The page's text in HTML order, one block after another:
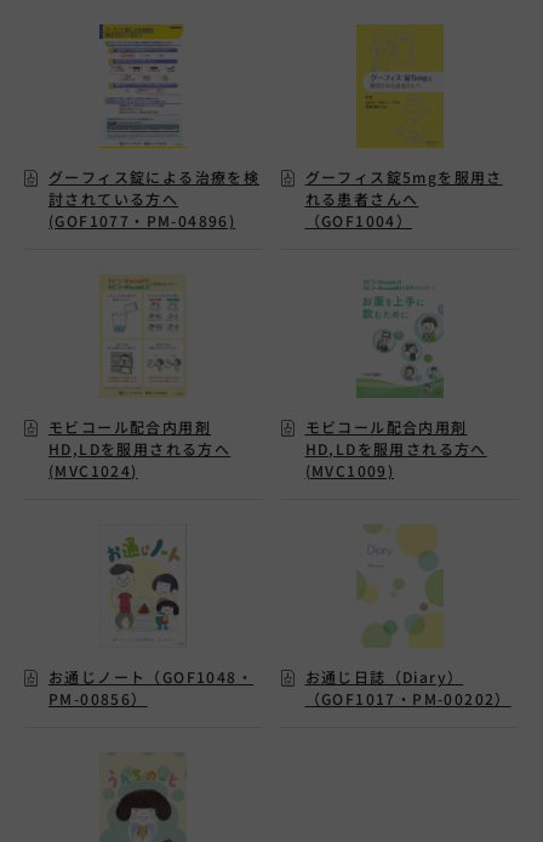
グーフィス錠による治療を検
討されている方へ
(GOF1077・PM-04896)
グーフィス錠5mgを服用さ
れる患者さんへ
（GOF1004）
モビコール配合内用剤
HD,LDを服用される方へ
(MVC1024)
モビコール配合内用剤
HD,LDを服用される方へ
(MVC1009)
お通じノート（GOF1048・
PM-00856）
お通じ日誌（Diary）
（GOF1017・PM-00202）